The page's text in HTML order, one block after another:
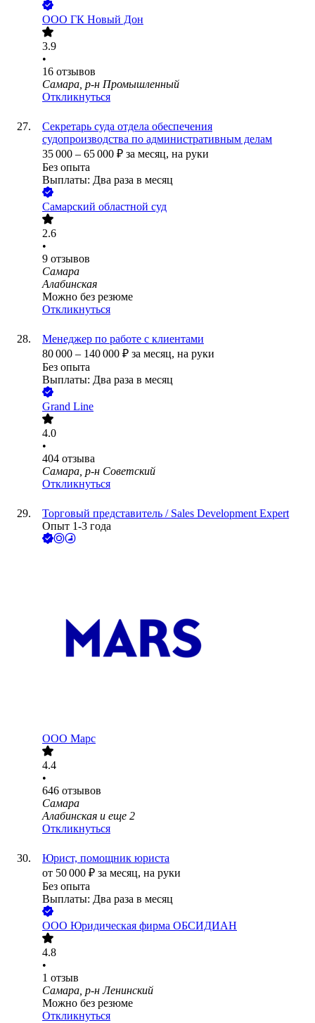
ООО ГК Новый Дон
3.9
•
16 отзывов
Самара, р-н Промышленный
Откликнуться
Секретарь суда отдела обеспечения
судопроизводства по административным делам
35 000 – 65 000 ₽ за месяц, на руки
Без опыта
Выплаты: Два раза в месяц
Самарский областной суд
2.6
•
9 отзывов
Самара
Алабинская
Можно без резюме
Откликнуться
Менеджер по работе с клиентами
80 000 – 140 000 ₽ за месяц, на руки
Без опыта
Выплаты: Два раза в месяц
Grand Line
4.0
•
404 отзыва
Самара, р-н Советский
Откликнуться
Торговый представитель / Sales Development Expert
Опыт 1-3 года
ООО Марс
4.4
•
646 отзывов
Самара
Алабинская и еще 2
Откликнуться
Юрист, помощник юриста
от 50 000 ₽ за месяц, на руки
Без опыта
Выплаты: Два раза в месяц
ООО Юридическая фирма ОБСИДИАН
4.8
•
1 отзыв
Самара, р-н Ленинский
Можно без резюме
Откликнуться